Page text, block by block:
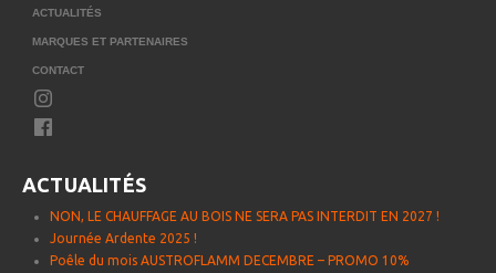
ACTUALITÉS
MARQUES ET PARTENAIRES
CONTACT
ACTUALITÉS
NON, LE CHAUFFAGE AU BOIS NE SERA PAS INTERDIT EN 2027 !
Journée Ardente 2025 !
Poêle du mois AUSTROFLAMM DECEMBRE – PROMO 10%͏‌ ͏‌